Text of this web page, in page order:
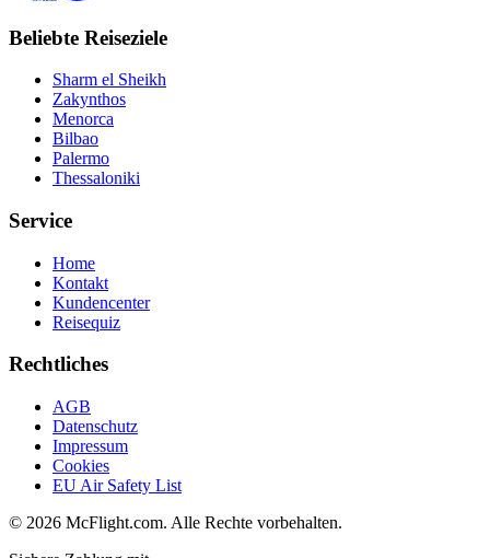
Beliebte Reiseziele
Sharm el Sheikh
Zakynthos
Menorca
Bilbao
Palermo
Thessaloniki
Service
Home
Kontakt
Kundencenter
Reisequiz
Rechtliches
AGB
Datenschutz
Impressum
Cookies
EU Air Safety List
© 2026 McFlight.com. Alle Rechte vorbehalten.